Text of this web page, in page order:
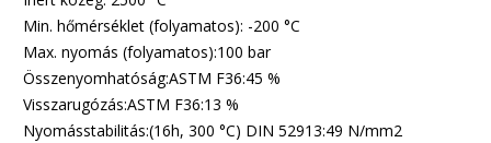
Min. hőmérséklet (folyamatos): -200 °C
Max. nyomás (folyamatos):100 bar
Összenyomhatóság:ASTM F36:45 %
Visszarugózás:ASTM F36:13 %
Nyomásstabilitás:(16h, 300 °C) DIN 52913:49 N/mm2